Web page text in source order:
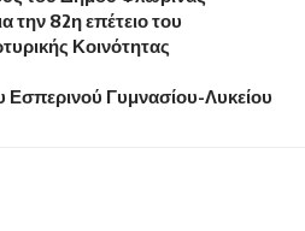
την 82η επέτειο του
Κοινότητας
Εσπερινού Γυμνασίου-Λυκείου